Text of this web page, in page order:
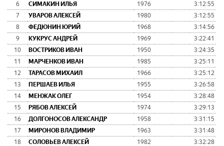
6
СИМАКИН ИЛЬЯ 1976 3:12:55
7
УВАРОВ АЛЕКСЕЙ 1980 3:12:55
8
ФЕДЮНИН ЮРИЙ 1968 3:14:56
9
КУКРУС АНДРЕЙ 1969 3:22:41
10
ВОСТРИКОВ ИВАН 1950 3:24:35
11
МАРЧЕНКОВ ИВАН 1985 3:25:11
12
ТАРАСОВ МИХАИЛ 1966 3:25:12
13
ПЕРШАЕВ ИЛЬЯ 1955 3:26:58
14
МЕНЖАК ОЛЕГ 1954 3:28:48
15
РЯБОВ АЛЕКСЕЙ 1974 3:29:13
16
ДОЛГОНОСОВ АЛЕКСАНДР 1958 3:31:15
17
МИРОНОВ ВЛАДИМИР 1963 3:31:48
18
СОЛОВЬЕВ АЛЕКСЕЙ 1982 3:32:28